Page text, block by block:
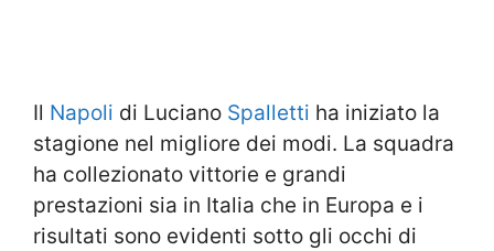
Il Napoli di Luciano Spalletti ha iniziato la
stagione nel migliore dei modi. La squadra
ha collezionato vittorie e grandi
prestazioni sia in Italia che in Europa e i
risultati sono evidenti sotto gli occhi di